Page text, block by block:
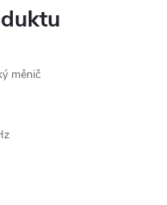
měnič